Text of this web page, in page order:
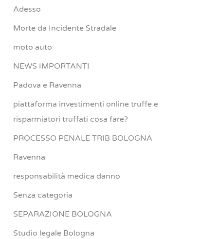
Adesso
Morte da Incidente Stradale
moto auto
NEWS IMPORTANTI
Padova e Ravenna
piattaforma investimenti online truffe e
risparmiatori truffati cosa fare?
PROCESSO PENALE TRIB BOLOGNA
Ravenna
responsabilità medica danno
Senza categoria
SEPARAZIONE BOLOGNA
Studio legale Bologna